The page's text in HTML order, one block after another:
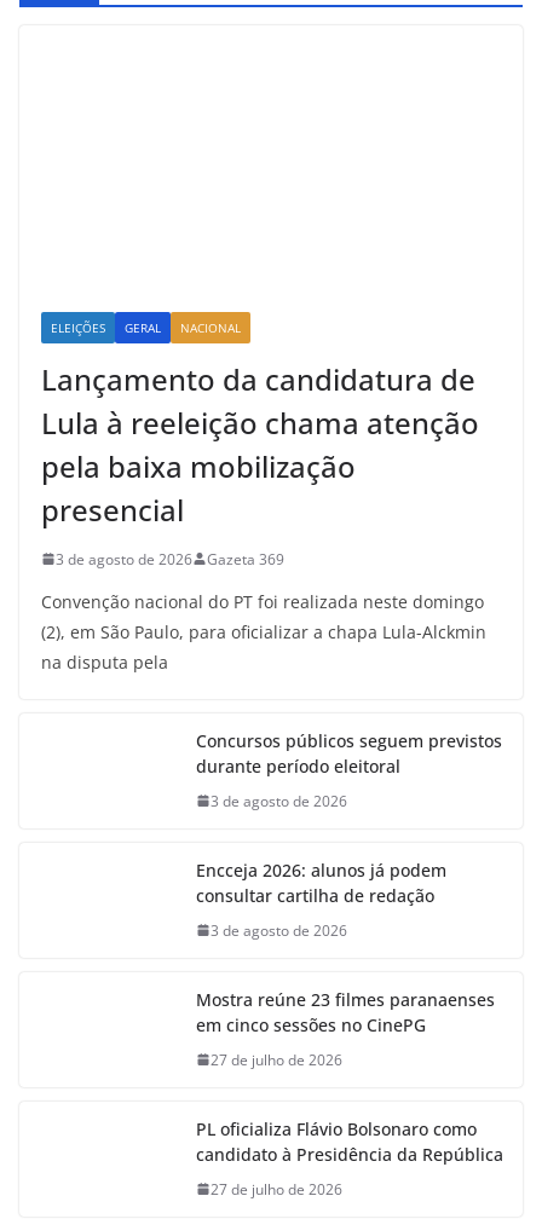
ELEIÇÕES GERAL NACIONAL
Lançamento da candidatura de
Lula à reeleição chama atenção
pela baixa mobilização
presencial
3 de agosto de 2026 Gazeta 369
Convenção nacional do PT foi realizada neste domingo
(2), em São Paulo, para oficializar a chapa Lula-Alckmin
na disputa pela
Concursos públicos seguem previstos
durante período eleitoral
3 de agosto de 2026
Encceja 2026: alunos já podem
consultar cartilha de redação
3 de agosto de 2026
Mostra reúne 23 filmes paranaenses
em cinco sessões no CinePG
27 de julho de 2026
PL oficializa Flávio Bolsonaro como
candidato à Presidência da República
27 de julho de 2026